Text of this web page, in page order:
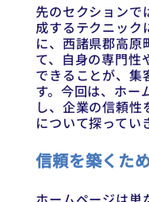
先のセクションで
成するテクニック
に、西諸県郡高原
て、自身の専門性
できることが、集
す。今回は、ホー
し、企業の信頼
について探ってい
信頼を築くた